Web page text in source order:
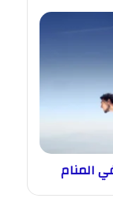
المنام